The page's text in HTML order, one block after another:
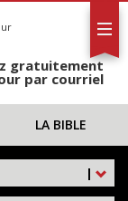
gratuitement
par courriel
LA BIBLE
|